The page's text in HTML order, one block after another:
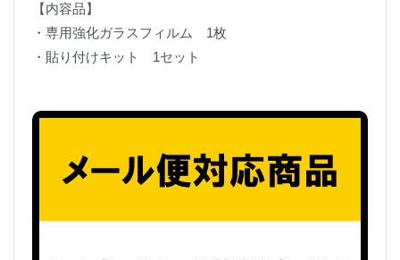
【内容品】
・専用強化ガラスフィルム 1枚
・貼り付けキット 1セット